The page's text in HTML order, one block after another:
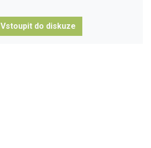
Vstoupit do diskuze